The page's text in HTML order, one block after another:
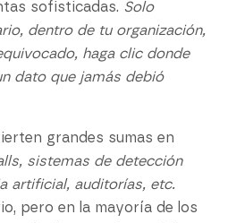
sofisticadas. Solo
dentro de tu organización,
haga clic donde
dato que jamás debió
grandes sumas en
sistemas de detección
artificial, auditorías, etc.
pero en la mayoría de los